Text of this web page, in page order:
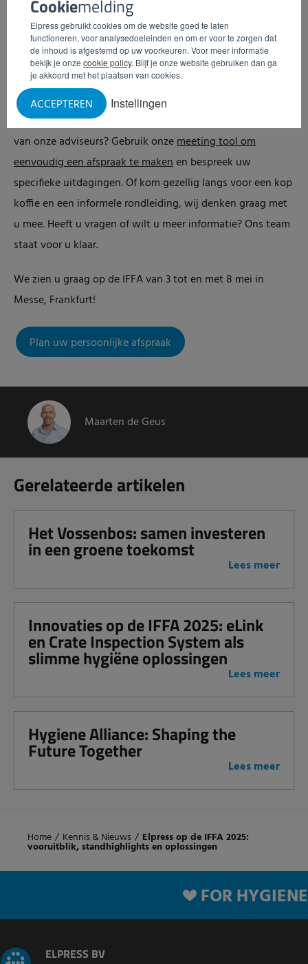
Cookiemelding
Elpress gebruikt cookies om de website goed te laten
functioneren, voor analysedoeleinden en om er voor te zorgen dat
de inhoud is afgestemd op uw voorkeuren. Voor meer informatie
bekijk je onze cookie policy. Blijf je onze website gebruiken dan ga
je akkoord met het plaatsen van cookies.
Instellingen
ACCEPTEREN
en u te adviseren over de implementatie van onze
oplossingen in uw bedrijfsvoering.
Plan uw persoonlijke
afspraak en kom langs
Wilt u graag een persoonlijke afspraak inplannen met een
van onze adviseurs? Gebruik onzemeeting tool om
eenvoudig een afspraak te makenen bespreek uw
specifieke uitdagingen. Of kom gezellig langs voor een kop
koffie en een informele rondleiding, wij denken graag met
u mee. Heeft u vragen of wilt u meer informatie? Ons team
staat voor u klaar.
We zien u graag op de IFFA van 3 tot en met 8 mei in
Messe, Frankfurt!
Plan uw persoonlijke afspraak
Maarten de Geus
Gerelateerde artikelen
Het Vossenbos: samen investeren
in een groene toekomst
Lees meer
Innovaties op de IFFA 2025: eLink
en Crate Inspection System als
slimme hygiëne oplossingen
Lees meer
Hygiene Alliance: Shaping the
Future Together
Lees meer
Home / Kennis & Nieuws / Elpress op de IFFA 2025:
vooruitblik, standhighlights en oplossingen
FOR HYGIENE
ELPRESS BV